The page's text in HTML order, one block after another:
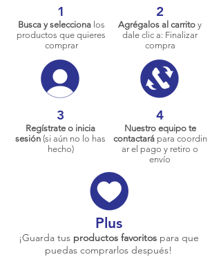
1
Busca y seleccionalos
productos que quieres
comprar
2
Agrégalos al carrito y
dale clic a: Finalizar
compra
3
Regístrate o inicia
sesión (si aún no lo has
hecho)
4
Nuestro equipo te
contactarápara coordin
ar el pago y retiro o
envío
Plus
¡Guarda tus productos favoritos para que
puedas comprarlos después!